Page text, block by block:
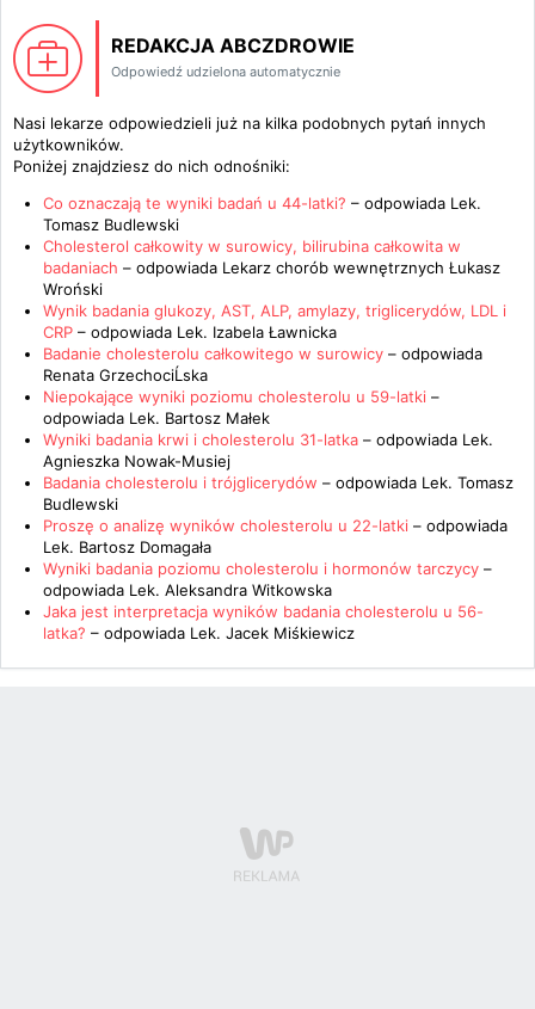
REDAKCJA ABCZDROWIE
Odpowiedź udzielona automatycznie
Nasi lekarze odpowiedzieli już na kilka podobnych pytań innych
użytkowników.
Poniżej znajdziesz do nich odnośniki:
Co oznaczają te wyniki badań u 44-latki? – odpowiada Lek.
Tomasz Budlewski
Cholesterol całkowity w surowicy, bilirubina całkowita w
badaniach – odpowiada Lekarz chorób wewnętrznych Łukasz
Wroński
Wynik badania glukozy, AST, ALP, amylazy, triglicerydów, LDL i
CRP – odpowiada Lek. Izabela Ławnicka
Badanie cholesterolu całkowitego w surowicy – odpowiada
Renata GrzechociĹska
Niepokające wyniki poziomu cholesterolu u 59-latki –
odpowiada Lek. Bartosz Małek
Wyniki badania krwi i cholesterolu 31-latka – odpowiada Lek.
Agnieszka Nowak-Musiej
Badania cholesterolu i trójglicerydów – odpowiada Lek. Tomasz
Budlewski
Proszę o analizę wyników cholesterolu u 22-latki – odpowiada
Lek. Bartosz Domagała
Wyniki badania poziomu cholesterolu i hormonów tarczycy –
odpowiada Lek. Aleksandra Witkowska
Jaka jest interpretacja wyników badania cholesterolu u 56-
latka? – odpowiada Lek. Jacek Miśkiewicz